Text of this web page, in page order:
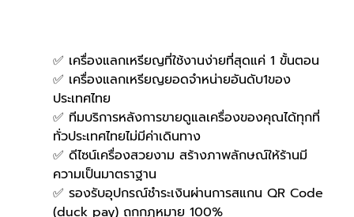
✅ เครื่องแลกเหรียญที่ใช้งานง่ายที่สุดแค่ 1 ขั้นตอน
✅ เครื่องแลกเหรียญยอดจำหน่ายอันดับ1ของ
ประเทศไทย
✅ ทีมบริการหลังการขายดูแลเครื่องของคุณได้ทุกที่
ทั่วประเทศไทยไม่มีค่าเดินทาง
✅ ดีไซน์เครื่องสวยงาม สร้างภาพลักษณ์ให้ร้านมี
ความเป็นมาตราฐาน
✅ รองรับอุปกรณ์ชำระเงินผ่านการสแกน QR Code
(duck pay) ถูกกฎหมาย 100%